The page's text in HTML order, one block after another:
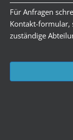
Für Anfragen
Kontakt-formular,
zuständige